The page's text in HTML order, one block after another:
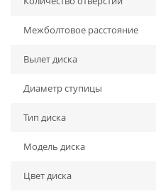
Межболтовое расстояние
Вылет диска
Диаметр ступицы
Тип диска
Модель диска
Цвет диска